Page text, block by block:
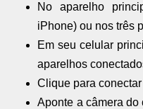
No aparelho
iPhone) ou nos três
Em seu celular
aparelhos
Clique para
Aponte a câmera